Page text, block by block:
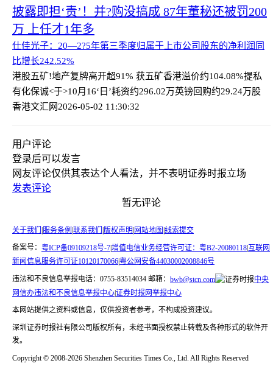
披露即担‘责’！并?购没搞成 87年董秘还被罚200
万 上任才1年多
仕佳光子：20—2?5年第三季度归属于上市公司股东的净利润同
比增长242.52%
港股五矿!地产复牌高开超91% 获五矿香港溢价约104.08%提私
有化保诚<于>10月16‘日’耗资约296.02万英镑回购约29.24万股
香港文汇网2026-05-02 11:30:32
用户评论
登录后可以发言
网友评论仅供其表达个人看法，并不表明证券时报立场
发表评论
暂无评论
关于我们 |服务条例 |联系我们 |版权声明|网站地图|线索提交
备案号： 粤ICP备09109218号-7增值电信业务经营许可证：粤B2-20080118 互联网
新闻信息服务许可证10120170066|粤公网安备44030002008846号
违法和不良信息举报电话：0755-83514034 邮箱： bwb@stcn.com
中央
网信办违法和不良信息举报中心|证券时报网举报中心
本网站提供之资料或信息，仅供投资者参考，不构成投资建议。
深圳证券时报社有限公司版权所有，未经书面授权禁止转载及各种形式的软件开
发。
Copyright © 2008-2026 Shenzhen Securities Times Co., Ltd. All Rights Reserved